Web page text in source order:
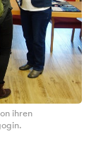
ihren